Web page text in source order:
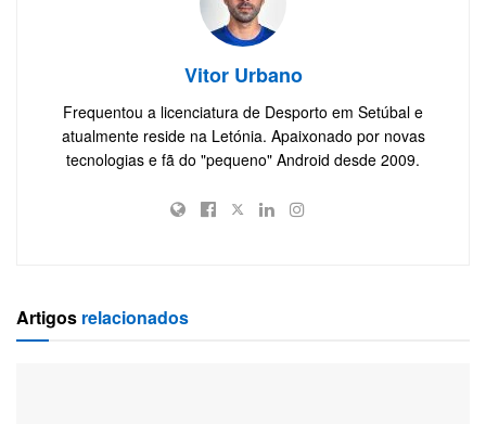
Vitor Urbano
Frequentou a licenciatura de Desporto em Setúbal e
atualmente reside na Letónia. Apaixonado por novas
tecnologias e fã do "pequeno" Android desde 2009.
Artigos relacionados